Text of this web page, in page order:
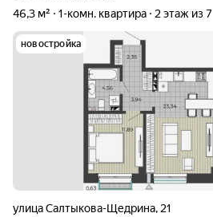
46,3 м²
1-комн. квартира 2 этаж из 7
новостройка
улица Салтыкова-Щедрина, 21